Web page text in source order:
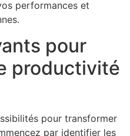
performances et
pour
productivité
pour transformer
par identifier les